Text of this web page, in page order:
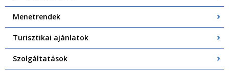
Menetrendek
Turisztikai ajánlatok
Szolgáltatások